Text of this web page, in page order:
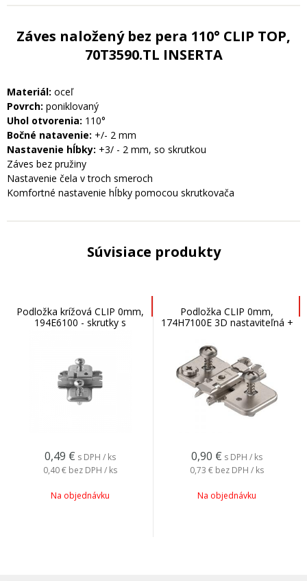
Záves naložený bez pera 110° CLIP TOP,
70T3590.TL INSERTA
Materiál: oceľ
Povrch: poniklovaný
Uhol otvorenia: 110°
Bočné natavenie: +/- 2 mm
Nastavenie hĺbky: +3/ - 2 mm, so skrutkou
Záves bez pružiny
Nastavenie čela v troch smeroch
Komfortné nastavenie hĺbky pomocou skrutkovača
Súvisiace produkty
Podložka krížová CLIP 0mm,
194E6100 - skrutky s
rozperkami EXPANDO
0,49 € s DPH / ks
0,40 € bez DPH / ks
Na objednávku
Podložka CLIP 0mm,
174H7100E 3D nastaviteľná +
0,90 € s DPH / ks
0,73 € bez DPH / ks
Na objednávku